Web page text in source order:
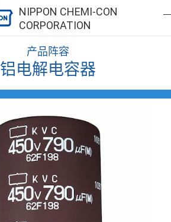
NIPPON CHEMI-CON
CORPORATION
产品阵容
铝电解电容器